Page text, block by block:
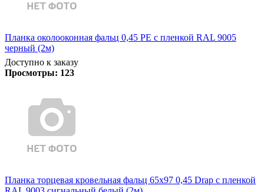
Планка околооконная фальц 0,45 PE с пленкой RAL 9005
черный (2м)
Доступно к заказу
Просмотры: 123
Планка торцевая кровельная фальц 65х97 0,45 Drap с пленкой